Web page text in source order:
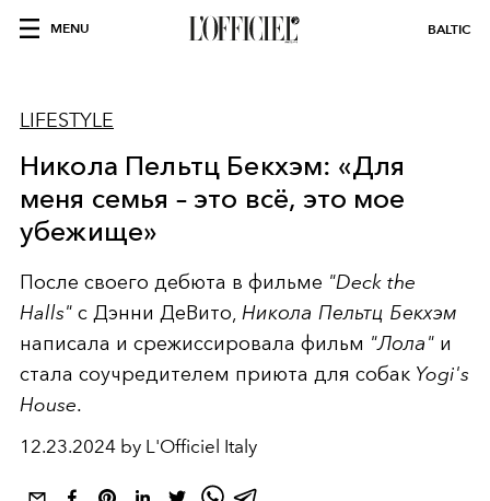
MENU BALTIC
LIFESTYLE
Никола Пельтц Бекхэм: «Для
меня семья – это всё, это мое
убежище»
После своего дебюта в фильме "Deck the
Halls" с Дэнни ДеВито, Никола Пельтц Бекхэм
написала и срежиссировала фильм "Лола" и
стала соучредителем приюта для собак Yogi's
House.
12.23.2024 by L'Officiel Italy